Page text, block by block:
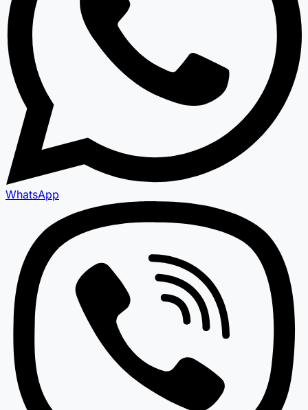
WhatsApp